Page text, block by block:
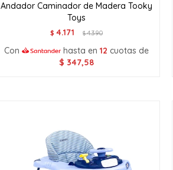
Andador Caminador de Madera Tooky
Toys
$ 4.171 $4.390
Con hasta en12 cuotas de
$ 347,58